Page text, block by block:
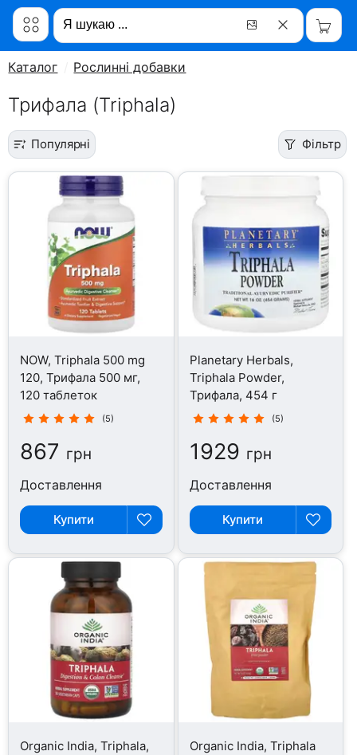
Каталог Рослинні добавки
Трифала (Triphala)
Популярні Фільтр
NOW, Triphala 500 mg
120, Трифала 500 мг,
120 таблеток
(5)
867 грн
Доставлення
Купити
Planetary Herbals,
Triphala Powder,
Трифала, 454 г
(5)
1929 грн
Доставлення
Купити
Organic India, Triphala,
Organic India, Triphala